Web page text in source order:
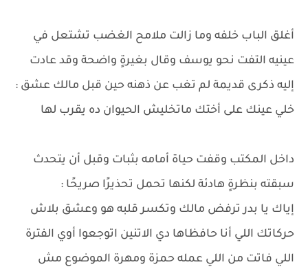
أغلق الباب خلفه وما زالت ملامح الغضب تشتعل في
عينيه التفت نحو يوسف وقال بغيرةٍ واضحة وقد عادت
إليه ذكرى قديمة لم تغب عن ذهنه حين قبل مالك عشق :
خلي عينك على أختك ماتخليش الحيوان ده يقرب لها
داخل المكتب وقفت حياة أمامه بثبات وقبل أن يتحدث
سبقته بنظرةٍ هادئة لكنها تحمل تحذيرًا صريحًا :
إياك يا بدر ترفض مالك وتكسر قلبه هو وعشق بلاش
حركاتك اللي أنا حافظاها دي الاتنين اتوجعوا أوي الفترة
اللي فاتت من اللي عمله حمزة ومهرة الموضوع مش